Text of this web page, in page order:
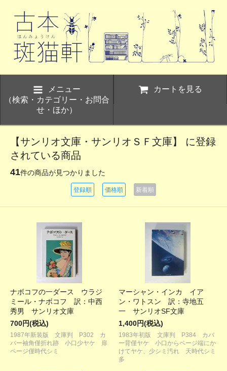
メニュー
（検索・カテゴリー・お問合
せ・ほか）
カートを見る
【サンリオ文庫・サンリオＳＦ文庫】 に登録
されている商品
41件の商品が見つかりました
登録順 価格順 新着順
ナボコフの一ダース ウラジ
ミール・ナボコフ 訳：中西
秀男 サンリオ文庫
700円(税込)
1987年新装版 文庫判 P302 カ
バー袖角僅折れ跡 小口少ヤケ 扉
ページ僅時代シミ
マーシャン・インカ イア
ン・ワトスン 訳：寺地五
一 サンリオSF文庫
1,400円(税込)
1983年初版 文庫判 P384 カバ
ー背僅ヤケ 小口からページ端にか
けてヤケ、少シミ汚れ 天時代シミ
多